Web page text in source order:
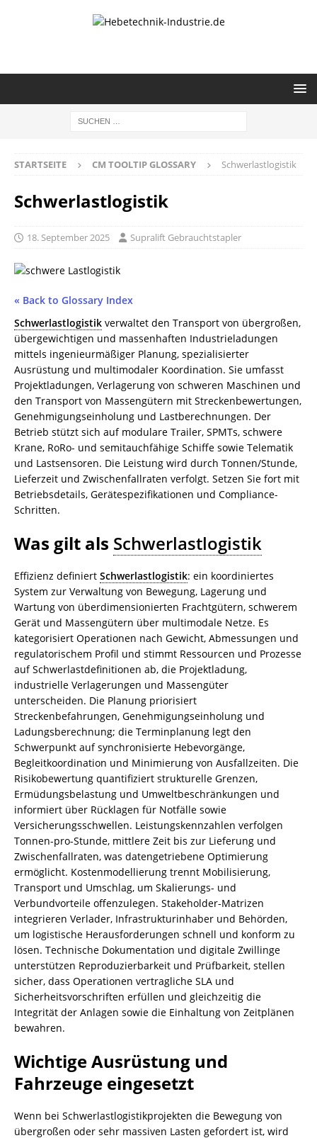
STARTSEITE CM TOOLTIP GLOSSARY Schwerlastlogistik
Schwerlastlogistik
18. September 2025 Supralift Gebrauchtstapler
« Back to Glossary Index
Schwerlastlogistik verwaltet den Transport von übergroßen,
übergewichtigen und massenhaften Industrieladungen
mittels ingenieurmäßiger Planung, spezialisierter
Ausrüstung und multimodaler Koordination. Sie umfasst
Projektladungen, Verlagerung von schweren Maschinen und
den Transport von Massengütern mit Streckenbewertungen,
Genehmigungseinholung und Lastberechnungen. Der
Betrieb stützt sich auf modulare Trailer, SPMTs, schwere
Krane, RoRo- und semitauchfähige Schiffe sowie Telematik
und Lastsensoren. Die Leistung wird durch Tonnen/Stunde,
Lieferzeit und Zwischenfallraten verfolgt. Setzen Sie fort mit
Betriebsdetails, Gerätespezifikationen und Compliance-
Schritten.
Was gilt als Schwerlastlogistik
Effizienz definiert Schwerlastlogistik: ein koordiniertes
System zur Verwaltung von Bewegung, Lagerung und
Wartung von überdimensionierten Frachtgütern, schwerem
Gerät und Massengütern über multimodale Netze. Es
kategorisiert Operationen nach Gewicht, Abmessungen und
regulatorischem Profil und stimmt Ressourcen und Prozesse
auf Schwerlastdefinitionen ab, die Projektladung,
industrielle Verlagerungen und Massengüter
unterscheiden. Die Planung priorisiert
Streckenbefahrungen, Genehmigungseinholung und
Ladungsberechnung; die Terminplanung legt den
Schwerpunkt auf synchronisierte Hebevorgänge,
Begleitkoordination und Minimierung von Ausfallzeiten. Die
Risikobewertung quantifiziert strukturelle Grenzen,
Ermüdungsbelastung und Umweltbeschränkungen und
informiert über Rücklagen für Notfälle sowie
Versicherungsschwellen. Leistungskennzahlen verfolgen
Tonnen-pro-Stunde, mittlere Zeit bis zur Lieferung und
Zwischenfallraten, was datengetriebene Optimierung
ermöglicht. Kostenmodellierung trennt Mobilisierung,
Transport und Umschlag, um Skalierungs- und
Verbundvorteile offenzulegen. Stakeholder-Matrizen
integrieren Verlader, Infrastrukturinhaber und Behörden,
um logistische Herausforderungen schnell und konform zu
lösen. Technische Dokumentation und digitale Zwillinge
unterstützen Reproduzierbarkeit und Prüfbarkeit, stellen
sicher, dass Operationen vertragliche SLA und
Sicherheitsvorschriften erfüllen und gleichzeitig die
Integrität der Anlagen sowie die Einhaltung von Zeitplänen
bewahren.
Wichtige Ausrüstung und
Fahrzeuge eingesetzt
Wenn bei Schwerlastlogistikprojekten die Bewegung von
übergroßen oder sehr massiven Lasten gefordert ist, wird